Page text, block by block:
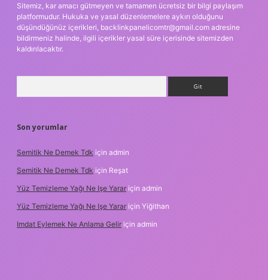
Sitemiz, kar amacı gütmeyen ve tamamen ücretsiz bir bilgi paylaşım
platformudur. Hukuka ve yasal düzenlemelere aykırı olduğunu
düşündüğünüz içerikleri, backlinkpanelicomtr@gmail.com adresine
bildirmeniz halinde, ilgili içerikler yasal süre içerisinde sitemizden
kaldırılacaktır.
Son yorumlar
Semitik Ne Demek Tdk için admin
Semitik Ne Demek Tdk için Reşat
Yüz Temizleme Yağı Ne Işe Yarar için admin
Yüz Temizleme Yağı Ne Işe Yarar için Yiğithan
Imdat Eylemek Ne Anlama Gelir için admin